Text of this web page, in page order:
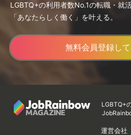
LGBTQ+の利用者数No.1の転職・就
「あなたらしく働く」を叶える。
無料会員登録し
LGBTQ+
運営会社